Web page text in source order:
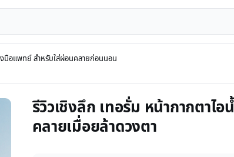
มือแพทย์ สำหรับใส่ผ่อนคลายก่อนนอน
รีวิวเชิงลึก เทอรั่ม หน้ากากตาไ
คลายเมื่อยล้าดวงตา